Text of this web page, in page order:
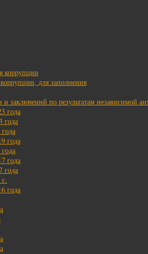
коррупции
для заполнения
заключений по результатам независимой
года
года
года
года
года
года